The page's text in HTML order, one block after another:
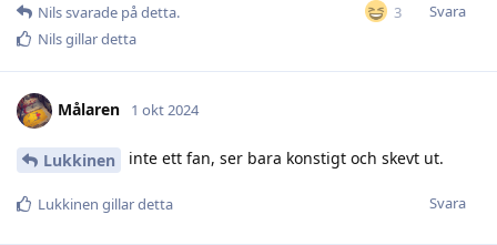
3 Svara
Nilssvarade på detta.
Nilsgillar detta
Målaren 1 okt 2024
Lukkinen inte ett fan, ser bara konstigt och skevt ut.
Svara
Lukkinen gillar detta